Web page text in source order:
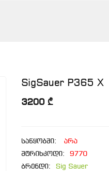
SigSauer P365 X
3200 ₾
საწყობში:
არა
შტრიხკოდი:
9770
ბრენდი:
Sig Sauer